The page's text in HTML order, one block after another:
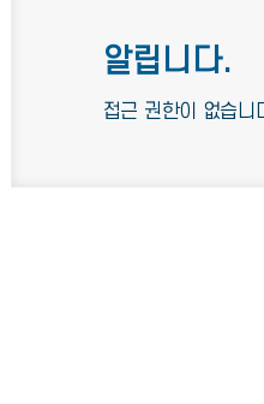
알립니다.
접근 권한이 없습니